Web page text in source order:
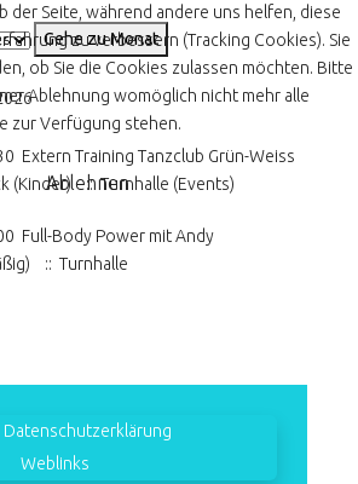
Gehe zu Monat
Extern Training Tanzclub Grün-Weiss
(Kinder) :: Turnhalle (Events)
Full-Body Power mit Andy
:: Turnhalle
Datenschutzerklärung
Weblinks
der Seite, während andere uns helfen, diese
zu verbessern (Tracking Cookies). Sie
ob Sie die Cookies zulassen möchten. Bitte
Ablehnung womöglich nicht mehr alle
zur Verfügung stehen.
Ablehnen